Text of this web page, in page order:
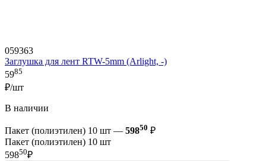
059363
Заглушка для лент RTW-5mm (Arlight, -)
5985
₽/шт
В наличии
Пакет (полиэтилен) 10 шт — 59850 ₽
Пакет (полиэтилен) 10 шт
59850₽